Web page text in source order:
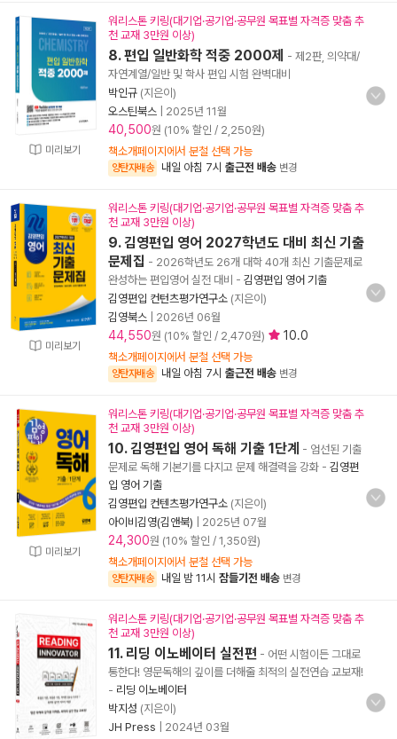
미리보기
워리스톤 키링(대기업·공기업·공무원 목표별 자격증 맞춤 추
천 교재 3만원 이상)
8. 편입 일반화학 적중 2000제 - 제2판, 의약대/
자연계열/일반 및 학사 편입 시험 완벽대비
박인규 (지은이)
오스틴북스
2025년 11월
40,500원 (10% 할인 / 2,250원)
책소개페이지에서 분철 선택 가능
양탄자배송 내일 아침 7시 출근전 배송 변경
미리보기
워리스톤 키링(대기업·공기업·공무원 목표별 자격증 맞춤 추
천 교재 3만원 이상)
9. 김영편입 영어 2027학년도 대비 최신 기출
문제집 - 2026학년도 26개 대학 40개 최신 기출문제로
완성하는 편입영어 실전 대비 - 김영편입 영어 기출
김영편입 컨턴츠평가연구소 (지은이)
김영북스
2026년 06월
44,550원 (10% 할인 / 2,470원) 10.0
책소개페이지에서 분철 선택 가능
양탄자배송 내일 아침 7시 출근전 배송 변경
미리보기
워리스톤 키링(대기업·공기업·공무원 목표별 자격증 맞춤 추
천 교재 3만원 이상)
10. 김영편입 영어 독해 기출 1단계 - 엄선된 기출
문제로 독해 기본기를 다지고 문제 해결력을 강화 - 김영편
입 영어 기출
김영편입 컨텐츠평가연구소 (지은이)
아이비김영(김앤북)
2025년 07월
24,300원 (10% 할인 / 1,350원)
책소개페이지에서 분철 선택 가능
양탄자배송 내일 밤 11시 잠들기전 배송 변경
워리스톤 키링(대기업·공기업·공무원 목표별 자격증 맞춤 추
천 교재 3만원 이상)
11. 리딩 이노베이터 실전편 - 어떤 시험이든 그대로
통한다! 영문독해의 깊이를 더해줄 최적의 실전연습 교보재!
- 리딩 이노베이터
박지성 (지은이)
JH Press
2024년 03월